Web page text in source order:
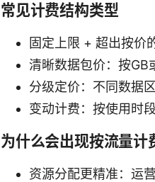
常见计费结构类型
固定上限 + 超出按价
清晰数据包价：按GB
分级定价：不同数据
变动计费：按使用时
为什么会出现按流量计
资源分配更精准：运